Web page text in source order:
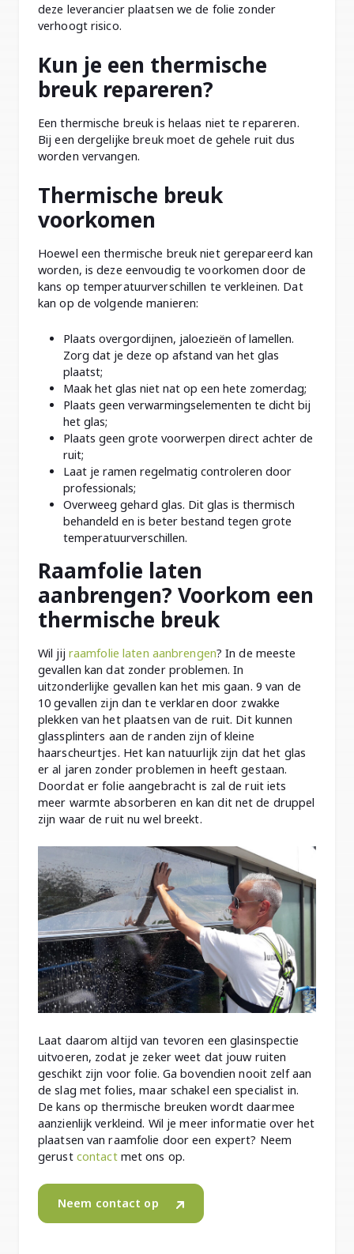
deze leverancier plaatsen we de folie zonder
verhoogt risico.
Kun je een thermische
breuk repareren?
Een thermische breuk is helaas niet te repareren.
Bij een dergelijke breuk moet de gehele ruit dus
worden vervangen.
Thermische breuk
voorkomen
Hoewel een thermische breuk niet gerepareerd kan
worden, is deze eenvoudig te voorkomen door de
kans op temperatuurverschillen te verkleinen. Dat
kan op de volgende manieren:
Plaats overgordijnen, jaloezieën of lamellen.
Zorg dat je deze op afstand van het glas
plaatst;
Maak het glas niet nat op een hete zomerdag;
Plaats geen verwarmingselementen te dicht bij
het glas;
Plaats geen grote voorwerpen direct achter de
ruit;
Laat je ramen regelmatig controleren door
professionals;
Overweeg gehard glas. Dit glas is thermisch
behandeld en is beter bestand tegen grote
temperatuurverschillen.
Raamfolie laten
aanbrengen? Voorkom een
thermische breuk
Wil jij raamfolie laten aanbrengen? In de meeste
gevallen kan dat zonder problemen. In
uitzonderlijke gevallen kan het mis gaan. 9 van de
10 gevallen zijn dan te verklaren door zwakke
plekken van het plaatsen van de ruit. Dit kunnen
glassplinters aan de randen zijn of kleine
haarscheurtjes. Het kan natuurlijk zijn dat het glas
er al jaren zonder problemen in heeft gestaan.
Doordat er folie aangebracht is zal de ruit iets
meer warmte absorberen en kan dit net de druppel
zijn waar de ruit nu wel breekt.
Laat daarom altijd van tevoren een glasinspectie
uitvoeren, zodat je zeker weet dat jouw ruiten
geschikt zijn voor folie. Ga bovendien nooit zelf aan
de slag met folies, maar schakel een specialist in.
De kans op thermische breuken wordt daarmee
aanzienlijk verkleind. Wil je meer informatie over het
plaatsen van raamfolie door een expert? Neem
gerust contactmet ons op.
Neem contact op